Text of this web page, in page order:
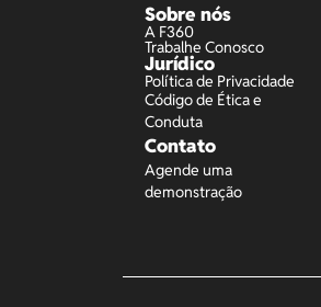
Sobre nós
A F360
Trabalhe Conosco
Jurídico
Política de Privacidade
Código de Ética e
Conduta
Contato
Agende uma
demonstração